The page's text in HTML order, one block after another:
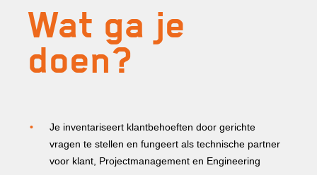
Wat ga je
doen?
Je inventariseert klantbehoeften door gerichte
vragen te stellen en fungeert als technische partner
voor klant, Projectmanagement en Engineering